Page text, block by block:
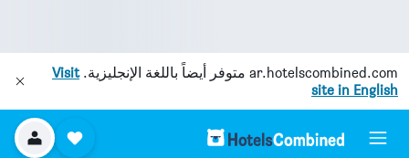
ar.hotelscombined.com متوفر أيضاً باللغة الإنجليزية.Visit
site in English